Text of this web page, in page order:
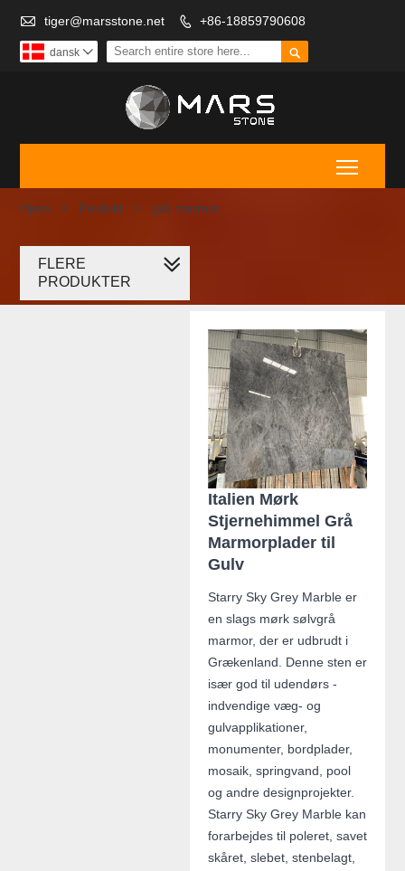
 tiger@marsstone.net  +86-18859790608

dansk 
Hjem > Produkt > grå marmor
Italien Mørk
Stjernehimmel Grå
Marmorplader til
Gulv
Starry Sky Grey Marble er
en slags mørk sølvgrå
marmor, der er udbrudt i
Grækenland. Denne sten er
især god til udendørs -
indvendige væg- og
gulvapplikationer,
monumenter, bordplader,
mosaik, springvand, pool
og andre designprojekter.
Starry Sky Grey Marble kan
forarbejdes til poleret, savet
skåret, slebet, stenbelagt,
FLERE
PRODUKTER